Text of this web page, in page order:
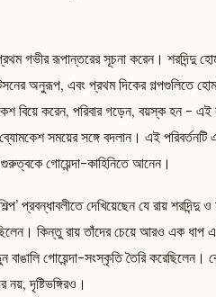
প্রথম গভীর রূপান্তরের সূচনা করেন। শরদিন্দু
অনুরূপ, এবং প্রথম দিকের গল্পগুলিতে
বিয়ে করেন, পরিবার গড়েন, বয়স্ক হন - এই
সময়ের সঙ্গে বদলান। এই পরিবর্তনটি
গোয়েন্দা-কাহিনিতে আনেন।
প্রবন্ধাবলীতে দেখিয়েছেন যে রায় শরদিন্দু
কিন্তু রায় তাঁদের চেয়ে আরও এক ধাপ
বাঙালি গোয়েন্দা-সংস্কৃতি তৈরি
দৃষ্টিভঙ্গিরও।